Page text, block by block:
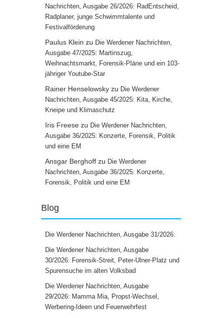
Nachrichten, Ausgabe 26/2026: RadEntscheid,
Radplaner, junge Schwimmtalente und
Festivalförderung
Paulus Klein zu Die Werdener Nachrichten,
Ausgabe 47/2025: Martinszug,
Weihnachtsmarkt, Forensik-Pläne und ein 103-
jähriger Youtube-Star
Rainer Henselowsky zu Die Werdener
Nachrichten, Ausgabe 45/2025: Kita, Kirche,
Kneipe und Klimaschutz
Iris Freese zu Die Werdener Nachrichten,
Ausgabe 36/2025: Konzerte, Forensik, Politik
und eine EM
Ansgar Berghoff zu Die Werdener
Nachrichten, Ausgabe 36/2025: Konzerte,
Forensik, Politik und eine EM
Blog
Die Werdener Nachrichten, Ausgabe 31/2026:
Die Werdener Nachrichten, Ausgabe
30/2026: Forensik-Streit, Peter-Ulner-Platz und
Spurensuche im alten Volksbad
Die Werdener Nachrichten, Ausgabe
29/2026: Mamma Mia, Propst-Wechsel,
Werbering-Ideen und Feuerwehrfest